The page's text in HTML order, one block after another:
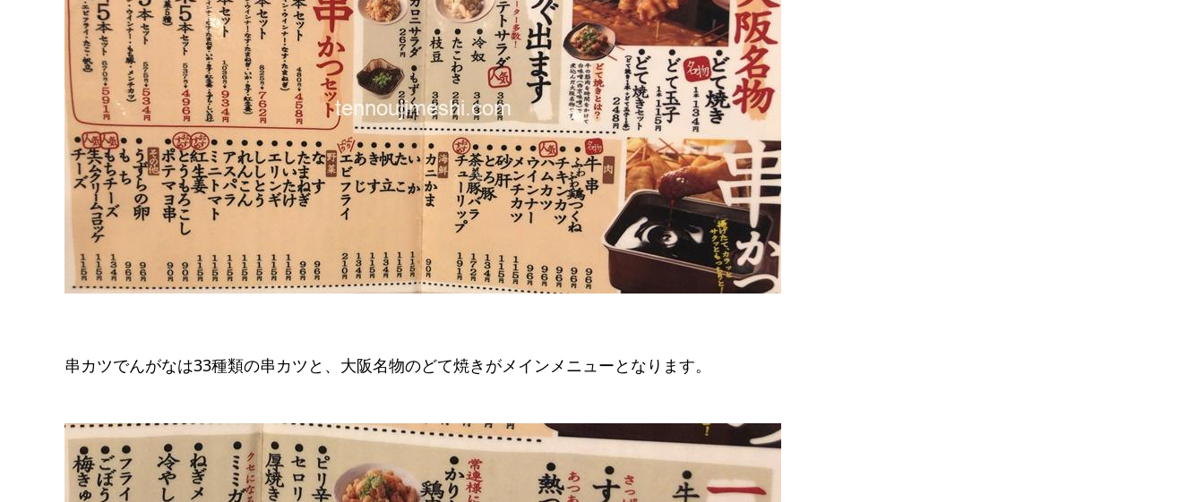
串カツでんがなは33種類の串カツと、大阪名物のどて焼きがメインメニューとなります。